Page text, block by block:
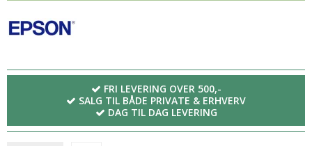
FRI LEVERING OVER 500,-
SALG TIL BÅDE PRIVATE & ERHVERV
DAG TIL DAG LEVERING